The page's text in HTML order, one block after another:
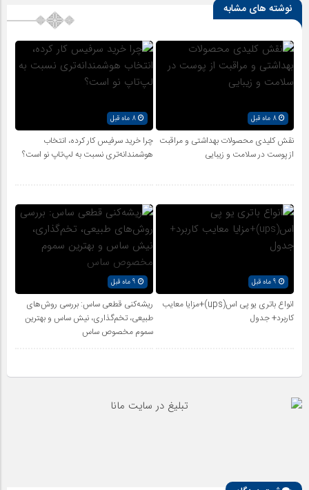
نوشته های مشابه
8 ماه قبل
نقش کلیدی محصولات بهداشتی و مراقبت
از پوست در سلامت و زیبایی
چرا خرید سرفیس کار کرده، انتخاب
هوشمندانه‌تری نسبت به لپ‌تاپ نو است؟
انواع باتری یو پی اس(ups)+مزایا معایب
کاربرد+ جدول
ریشه‌کنی قطعی ساس: بررسی روش‌های
طبیعی، تخم‌گذاری، نیش ساس و بهترین
سموم مخصوص ساس